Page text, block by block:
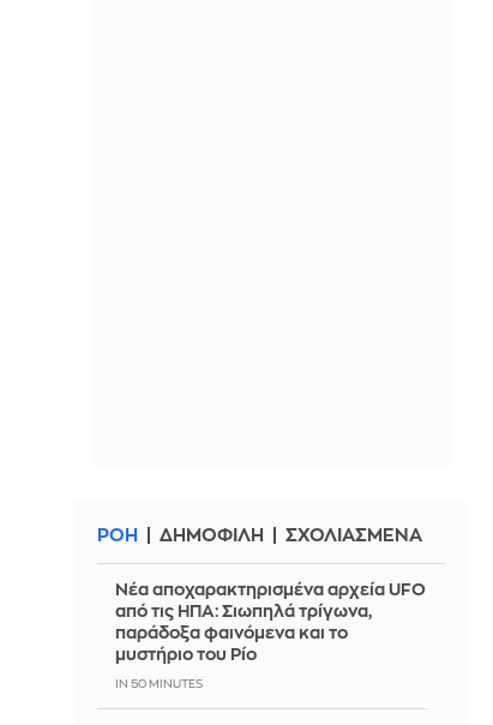
ΡΟΗ ΔΗΜΟΦΙΛΗ ΣΧΟΛΙΑΣΜΕΝΑ
Νέα αποχαρακτηρισμένα αρχεία UFO
από τις ΗΠΑ: Σιωπηλά τρίγωνα,
παράδοξα φαινόμενα και το
μυστήριο του Ρίο
IN 50 MINUTES